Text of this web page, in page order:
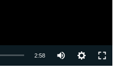
2:58